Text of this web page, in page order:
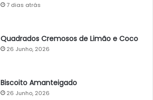
7 dias atrás
Quadrados Cremosos de Limão e Coco
26 Junho, 2026
Biscoito Amanteigado
26 Junho, 2026